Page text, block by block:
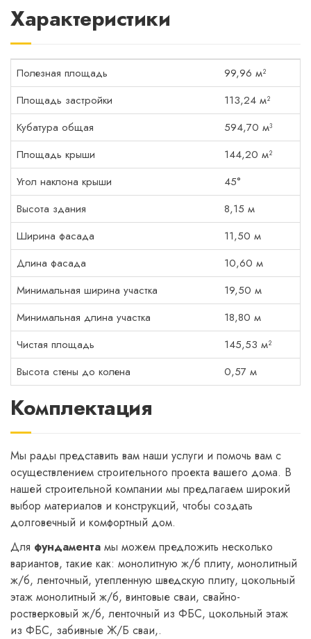
Характеристики
Полезная площадь
99,96 м²
Площадь застройки
113,24 м²
Кубатура общая
594,70 м³
Площадь крыши
144,20 м²
Угол наклона крыши
45°
Высота здания
8,15 м
Ширина фасада
11,50 м
Длина фасада
10,60 м
Минимальная ширина участка
19,50 м
Минимальная длина участка
18,80 м
Чистая площадь
145,53 м²
Высота стены до колена
0,57 м
Комплектация
Мы рады представить вам наши услуги и помочь вам с
осуществлением строительного проекта вашего дома. В
нашей строительной компании мы предлагаем широкий
выбор материалов и конструкций, чтобы создать
долговечный и комфортный дом.
Для фундамента мы можем предложить несколько
вариантов, такие как: монолитную ж/б плиту, монолитный
ж/б, ленточный, утепленную шведскую плиту, цокольный
этаж монолитный ж/б, винтовые сваи, свайно-
ростверковый ж/б, ленточный из ФБС, цокольный этаж
из ФБС, забивные Ж/Б сваи,.